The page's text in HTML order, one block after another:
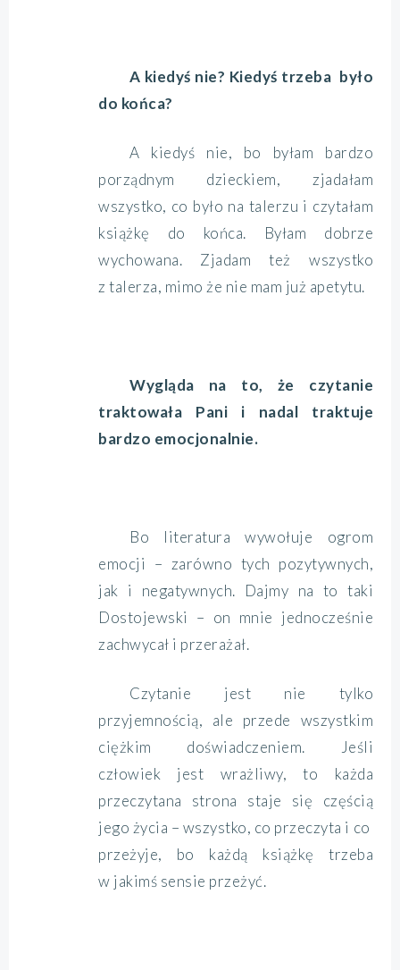
A kiedyś nie? Kiedyś trzeba było
do końca?
A kiedyś nie, bo byłam bardzo
porządnym dzieckiem, zjadałam
wszystko, co było na talerzu i czytałam
książkę do końca. Byłam dobrze
wychowana. Zjadam też wszystko
z talerza, mimo że nie mam już apetytu.
Wygląda na to, że czytanie
traktowała Pani i nadal traktuje
bardzo emocjonalnie.
Bo literatura wywołuje ogrom
emocji – zarówno tych pozytywnych,
jak i negatywnych. Dajmy na to taki
Dostojewski – on mnie jednocześnie
zachwycał i przerażał.
Czytanie jest nie tylko
przyjemnością, ale przede wszystkim
ciężkim doświadczeniem. Jeśli
człowiek jest wrażliwy, to każda
przeczytana strona staje się częścią
jego życia – wszystko, co przeczyta i co
przeżyje, bo każdą książkę trzeba
w jakimś sensie przeżyć.